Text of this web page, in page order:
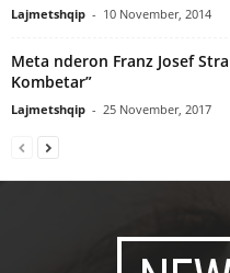
Lajmetshqip - 10 November, 2014
Meta nderon Franz Josef
Kombetar”
Lajmetshqip - 25 November, 2017